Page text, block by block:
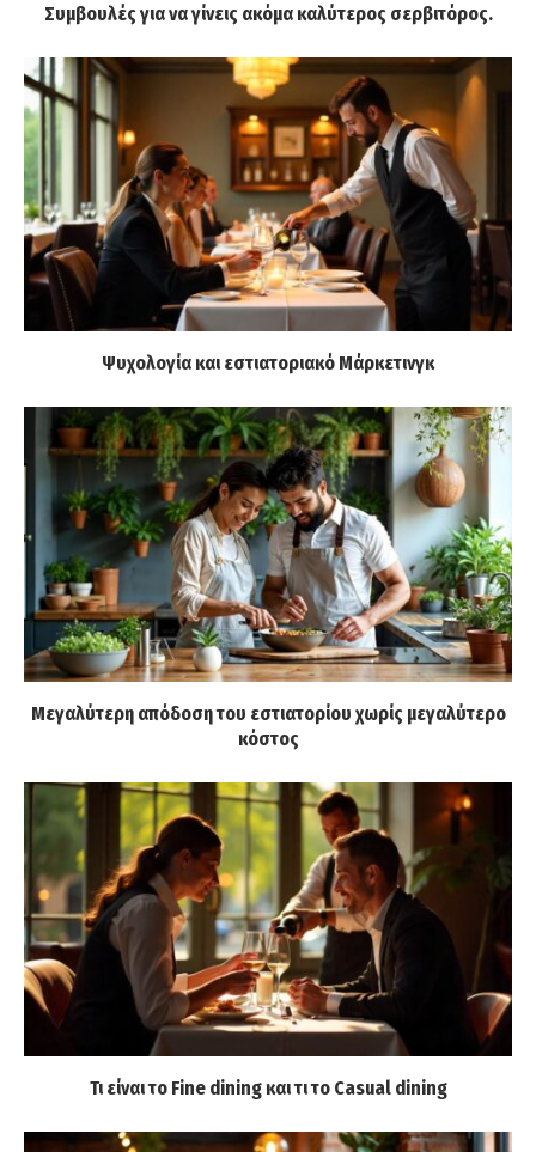
Συμβουλές για να γίνεις ακόμα καλύτερος σερβιτόρος.
Ψυχολογία και εστιατοριακό Μάρκετινγκ
Μεγαλύτερη απόδοση του εστιατορίου χωρίς μεγαλύτερο
κόστος
Τι είναι το Fine dining και τι το Casual dining